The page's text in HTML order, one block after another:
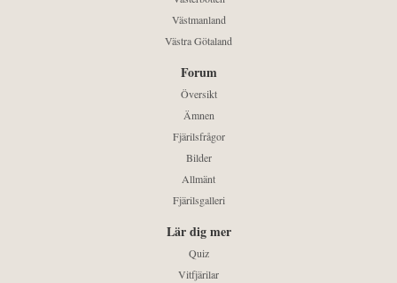
Västmanland
Västra Götaland
Forum
Översikt
Ämnen
Fjärilsfrågor
Bilder
Allmänt
Fjärilsgalleri
Lär dig mer
Quiz
Vitfjärilar